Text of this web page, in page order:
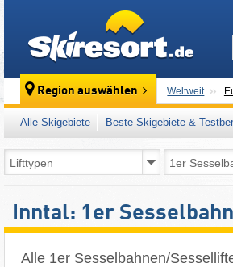
Region auswählen Weltweit
Alle Skigebiete Beste Skigebiete &
Inntal: 1er
Alle 1er Sesselbahnen/